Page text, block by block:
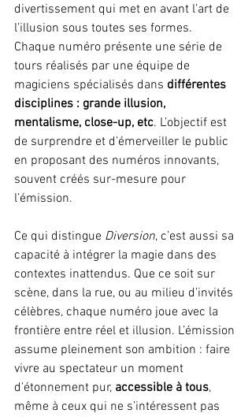
divertissement qui met en avant l’art de
l’illusion sous toutes ses formes.
Chaque numéro présente une série de
tours réalisés par une équipe de
magiciens spécialisés dans différentes
disciplines : grande illusion,
mentalisme, close-up, etc. L’objectif est
de surprendre et d’émerveiller le public
en proposant des numéros innovants,
souvent créés sur-mesure pour
l’émission.
Ce qui distingue Diversion, c’est aussi sa
capacité à intégrer la magie dans des
contextes inattendus. Que ce soit sur
scène, dans la rue, ou au milieu d’invités
célèbres, chaque numéro joue avec la
frontière entre réel et illusion. L’émission
assume pleinement son ambition : faire
vivre au spectateur un moment
d’étonnement pur, accessible à tous,
même à ceux qui ne s’intéressent pas